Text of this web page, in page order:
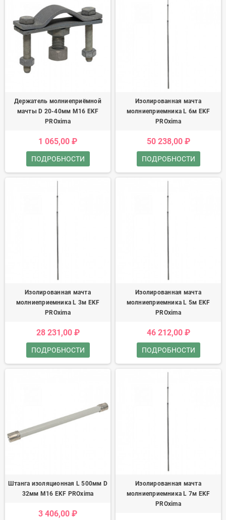
Держатель молниеприёмной
мачты D 20-40мм М16 EKF
PROxima
1 065,00 ₽
ПОДРОБНОСТИ
Изолированная мачта
молниеприемника L 6м EKF
PROxima
50 238,00 ₽
ПОДРОБНОСТИ
Изолированная мачта
молниеприемника L 3м EKF
PROxima
28 231,00 ₽
ПОДРОБНОСТИ
Изолированная мачта
молниеприемника L 5м EKF
PROxima
46 212,00 ₽
ПОДРОБНОСТИ
Штанга изоляционная L 500мм D
32мм М16 EKF PROxima
3 406,00 ₽
Изолированная мачта
молниеприемника L 7м EKF
PROxima